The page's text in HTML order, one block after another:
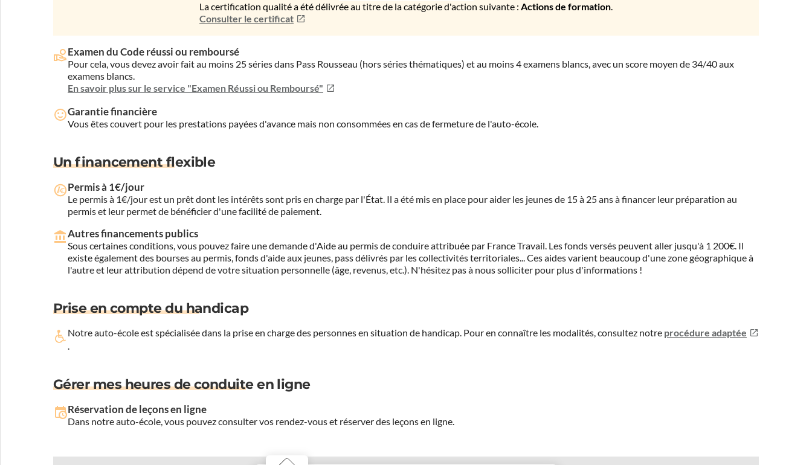
La certification qualité a été délivrée au titre de la catégorie d'action suivante : Actions de formation.
Consulter le certificat
Examen du Code réussi ou remboursé
Pour cela, vous devez avoir fait au moins 25 séries dans Pass Rousseau (hors séries thématiques) et au moins 4 examens blancs, avec un score moyen de 34/40 aux
examens blancs.
En savoir plus sur le service "Examen Réussi ou Remboursé"
Garantie financière
Vous êtes couvert pour les prestations payées d'avance mais non consommées en cas de fermeture de l'auto-école.
Un financement flexible
Permis à 1€/jour
Le permis à 1€/jour est un prêt dont les intérêts sont pris en charge par l'État. Il a été mis en place pour aider les jeunes de 15 à 25 ans à financer leur préparation au
permis et leur permet de bénéficier d'une facilité de paiement.
Autres financements publics
Sous certaines conditions, vous pouvez faire une demande d'Aide au permis de conduire attribuée par France Travail. Les fonds versés peuvent aller jusqu'à 1 200€. Il
existe également des bourses au permis, fonds d'aide aux jeunes, pass délivrés par les collectivités territoriales... Ces aides varient beaucoup d'une zone géographique à
l'autre et leur attribution dépend de votre situation personnelle (âge, revenus, etc.). N'hésitez pas à nous solliciter pour plus d'informations !
Prise en compte du handicap
Notre auto-école est spécialisée dans la prise en charge des personnes en situation de handicap. Pour en connaître les modalités, consultez notre procédure adaptée
Gérer mes heures de conduite en ligne
Réservation de leçons en ligne
Dans notre auto-école, vous pouvez consulter vos rendez-vous et réserver des leçons en ligne.